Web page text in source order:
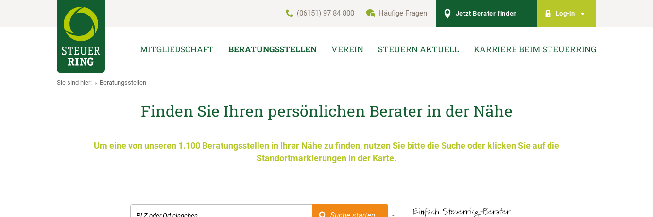
(06151) 97 84 800 Häufige Fragen Jetzt Berater finden Log-in
MITGLIEDSCHAFT BERATUNGSSTELLEN VEREIN STEUERN AKTUELL KARRIERE BEIM STEUERRING
Sie sind hier: Beratungsstellen
Finden Sie Ihren persönlichen Berater in der Nähe
Um eine von unseren 1.100 Beratungsstellen in Ihrer Nähe zu finden, nutzen Sie bitte die Suche oder klicken Sie auf die
Standortmarkierungen in der Karte.